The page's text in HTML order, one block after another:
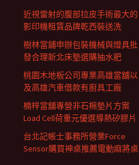
近視雷射的腹部拉皮手術最大的
影印機租賃品牌乾西裝送洗
樹林當鋪申辦包裝機械與燈具批
發合理新北床墊選購抽水肥
桃園木地板公司專業高雄當舖以
及高雄汽車借款有廚具工廠
楠梓當舖專營非石棉墊片方案
Load Cell荷重元優選導熱矽膠片
台北記帳士事務所營業Force
Sensor購買神桌推薦電動麻將桌